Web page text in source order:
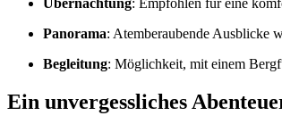
Übernachtung: Empfohlen für eine
Panorama: Atemberaubende Ausblicke
Begleitung: Möglichkeit, mit einem
Ein unvergessliches